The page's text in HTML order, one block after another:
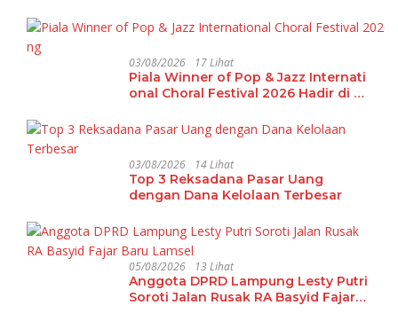
Kabupaten Solok
03/08/2026 17 Lihat
Piala Winner of Pop & Jazz Internati
onal Choral Festival 2026 Hadir di La
03/08/2026 14 Lihat
Top 3 Reksadana Pasar Uang
dengan Dana Kelolaan Terbesar
05/08/2026 13 Lihat
Anggota DPRD Lampung Lesty Putri
Soroti Jalan Rusak RA Basyid Fajar